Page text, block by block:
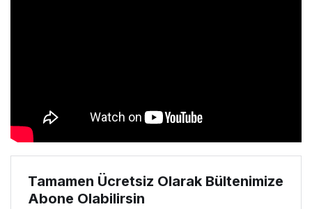
Tamamen Ücretsiz Olarak Bültenimize
Abone Olabilirsin